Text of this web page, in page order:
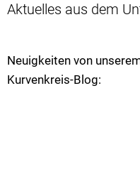
Aktuelles aus dem
Neuigkeiten von
Kurvenkreis-Blog: